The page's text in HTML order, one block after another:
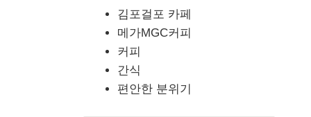
김포걸포 카페
메가MGC커피
커피
간식
편안한 분위기